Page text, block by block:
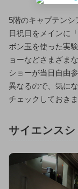
5階のキャプテンシ
日祝日をメインに
ボン玉を使った実
ョーなどさまざま
ショーが当日自由
異なるので、気に
チェックしておきま
サイエンスシ